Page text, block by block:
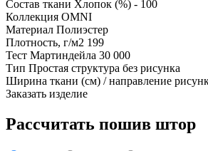
Состав ткани Хлопок (%) - 100
Коллекция OMNI
Материал Полиэстер
Плотность, г/м2 199
Тест Мартиндейла 30 000
Тип Простая структура без рисунка
Ширина ткани (см) / направление
Заказать изделие
Рассчитать пошив штор